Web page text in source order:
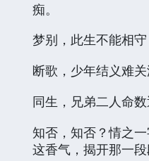
痴。
梦别，此生不能相
断歌，少年结义难
同生，兄弟二人命
知否，知否？情之
这香气，揭开那一